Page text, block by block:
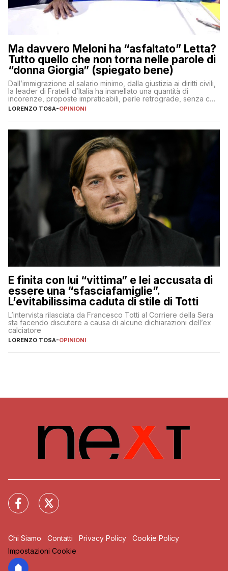
Ma davvero Meloni ha “asfaltato” Letta?
Tutto quello che non torna nelle parole di
“donna Giorgia” (spiegato bene)
Dall’immigrazione al salario minimo, dalla giustizia ai diritti civili,
la leader di Fratelli d’Italia ha inanellato una quantità di
incorenze, proposte impraticabili, perle retrograde, senza che
nessuno – a destra come a sinistra – glielo abbia fatto notare
LORENZO TOSA-OPINIONI
È finita con lui “vittima” e lei accusata di
essere una “sfasciafamiglie”.
L’evitabilissima caduta di stile di Totti
L’intervista rilasciata da Francesco Totti al Corriere della Sera
sta facendo discutere a causa di alcune dichiarazioni dell’ex
calciatore
LORENZO TOSA-OPINIONI
Chi Siamo Contatti Privacy Policy
Cookie Policy
Impostazioni Cookie